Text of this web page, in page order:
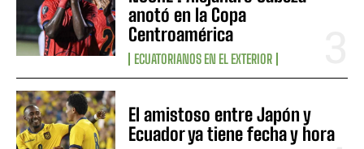
anotó en la Copa
Centroamérica
ECUATORIANOS EN EL EXTERIOR
El amistoso entre Japón y
Ecuador ya tiene fecha y hora